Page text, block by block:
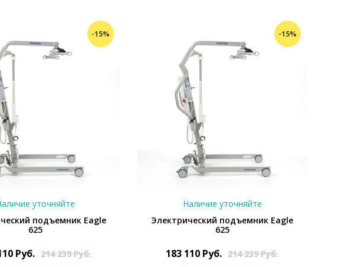
-15%
уточняйте
подъемник Eagle
625
Руб. 214 239Руб.
-15%
Наличие уточняйте
Электрический подъемник Eagle
625
183 110 Руб. 214 239Руб.